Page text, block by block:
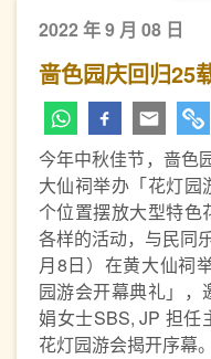
2022 年 9 月 08 日
啬色园庆回归25
今年中秋佳节，啬色
大仙祠举办「花灯园
个位置摆放大型特色
各样的活动，与民同
月8日）在黄大仙祠
园游会开幕典礼」，
娟女士SBS, JP 担任
花灯园游会揭开序幕。